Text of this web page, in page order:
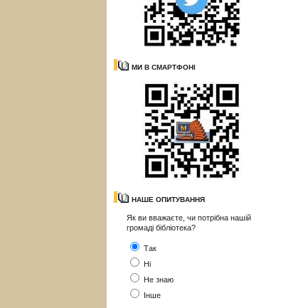
МИ В СМАРТФОНІ
НАШЕ ОПИТУВАННЯ
Як ви вважаєте, чи потрібна нашій
громаді бібліотека?
Так
Ні
Не знаю
Інше